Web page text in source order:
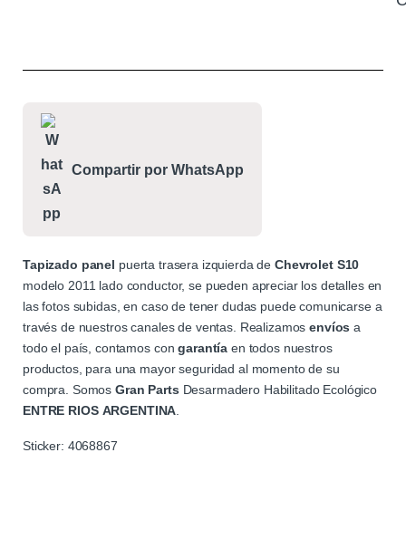
Compartir por WhatsApp
Tapizado panel puerta trasera izquierda deChevrolet S10
modelo 2011 lado conductor, se pueden apreciar los detalles en
las fotos subidas, en caso de tener dudas puede comunicarse a
través de nuestros canales de ventas. Realizamosenvíos a
todo el país, contamos congarantía en todos nuestros
productos, para una mayor seguridad al momento de su
compra. SomosGran Parts Desarmadero Habilitado Ecológico
ENTRE RIOS ARGENTINA.
Sticker: 4068867